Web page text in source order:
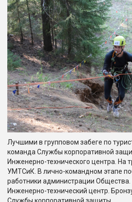
Лучшими в групповом забеге по
команда Службы корпоративной
Инженерно-технического центра. На
УМТСиК. В лично-командном этапе
работники администрации Общества.
Инженерно-технический центр.